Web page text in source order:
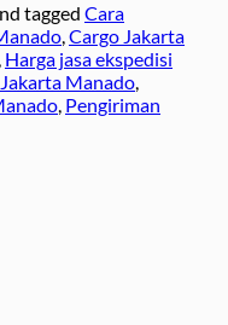
tagged Cara
,Cargo Jakarta
, Harga jasa ekspedisi
Manado,
, Pengiriman